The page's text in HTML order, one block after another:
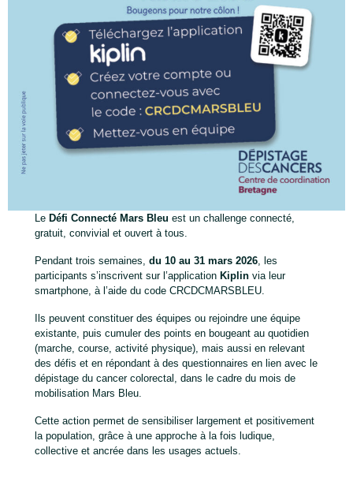
Le Défi Connecté Mars Bleu est un challenge connecté,
gratuit, convivial et ouvert à tous.
Pendant trois semaines,du 10 au 31 mars 2026, les
participants s’inscrivent sur l’application Kiplinvia leur
smartphone, à l’aide du code CRCDCMARSBLEU.
Ils peuvent constituer des équipes ou rejoindre une équipe
existante, puis cumuler des points en bougeant au quotidien
(marche, course, activité physique), mais aussi en relevant
des défis et en répondant à des questionnaires en lien avec le
dépistage du cancer colorectal, dans le cadre du mois de
mobilisation Mars Bleu.
Cette action permet de sensibiliser largement et positivement
la population, grâce à une approche à la fois ludique,
collective et ancrée dans les usages actuels.